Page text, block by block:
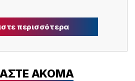
περισσότερα
ΑΚΟΜΑ